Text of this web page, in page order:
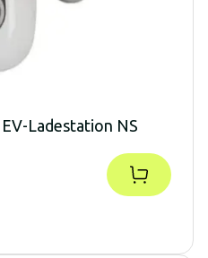
Ladestation NS